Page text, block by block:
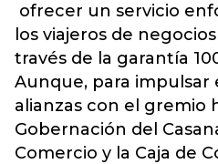
ofrecer un servicio
los viajeros de
través de la garantía
Aunque, para impulsar
alianzas con el gremio
Gobernación del
Comercio y la Caja de